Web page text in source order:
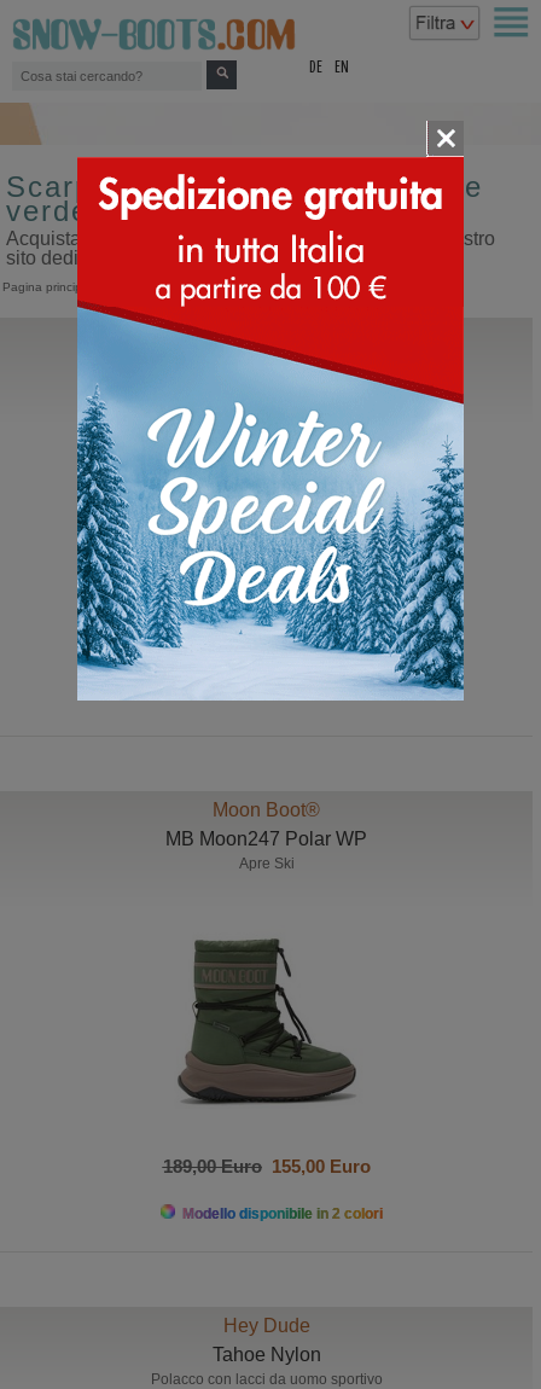
DE EN
Scarpe sportive da uomo colore
verde
Acquista scarpe sportive da uomo colore verde sul nostro
sito dedicato ai doposci
Pagina principale >Scarpe sportive
Monpiz
Groste
Moon Boot®
MB Moon247 Polar WP
Apre Ski
189,00 Euro155,00 Euro
Modello disponibile in 2 colori
Hey Dude
Tahoe Nylon
Polacco con lacci da uomo sportivo